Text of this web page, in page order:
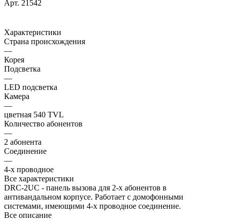
Арт. 21542
Характеристики
Страна происхождения
—
Корея
Подсветка
—
LED подсветка
Камера
—
цветная 540 TVL
Количество абонентов
—
2 абонента
Соединение
—
4-х проводное
Все характеристики
DRC-2UC - панель вызова для 2-х абонентов в
антивандальном корпусе. Работает с домофонными
системами, имеющими 4-х проводное соединение.
Все описание